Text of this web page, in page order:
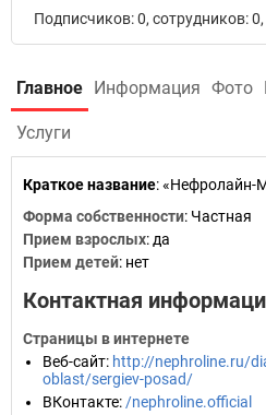
Подписчиков: 0, сотрудников: 0,
Главное Информация Фото
Услуги
Краткое название:«Нефролайн-
Форма собственности: Частная
Прием взрослых: да
Прием детей: нет
Контактная
Страницы в интернете
Веб-сайт: http://nephroline.ru/
oblast/sergiev-posad/
ВКонтакте: /nephroline.official